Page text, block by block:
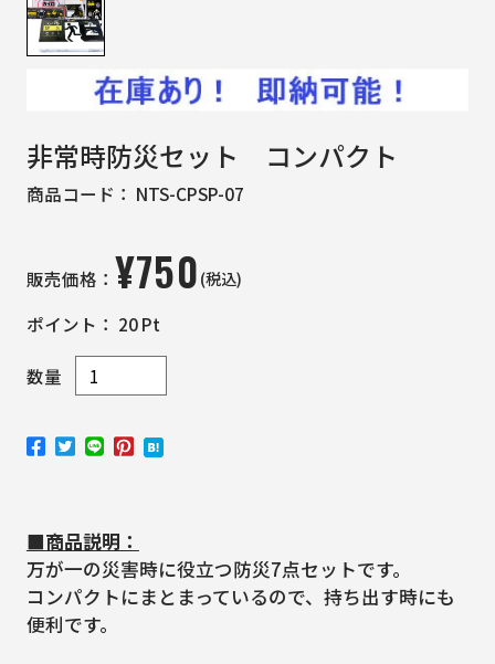
非常時防災セット コンパクト
商品コード： NTS-CPSP-07
販売価格： ¥750(税込)
ポイント： 20Pt
数量
■商品説明：
万が一の災害時に役立つ防災7点セットです。
コンパクトにまとまっているので、持ち出す時にも
便利です。